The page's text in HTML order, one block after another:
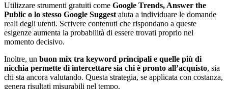
Utilizzare strumenti gratuiti come Google Trends, Answer the
Public o lo stesso Google Suggest aiuta a individuare le domande
reali degli utenti. Scrivere contenuti che rispondano a queste
esigenze aumenta la probabilità di essere trovati proprio nel
momento decisivo.
Inoltre, un buon mix tra keyword principali e quelle più di
nicchia permette di intercettare sia chi è pronto all’acquisto, sia
chi sta ancora valutando. Questa strategia, se applicata con costanza,
genera risultati misurabili nel tempo.